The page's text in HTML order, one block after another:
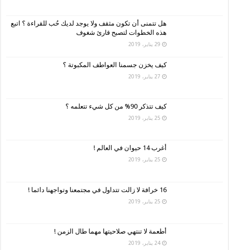
هل تتمنى أن تكون مثقف ولا يوجد لديك حُب للقراءة ؟ اتبع
هذه الخطوات لتصبح قارئ شغوف
29 يناير، 2019
كيف يخزن جسمنا العواطف المكبوتة ؟
27 يناير، 2019
كيف تتذكر 90% من كل شيء تتعلمه ؟
25 يناير، 2019
أغرب 14 حيوان في العالم !
25 يناير، 2019
16 خرافة لا زالت تتداول في مجتمعنا وتواجهنا دائما !
25 يناير، 2019
أطعمة لا تنتهي صلاحيتها مهما طال الزمن !
24 يناير، 2019